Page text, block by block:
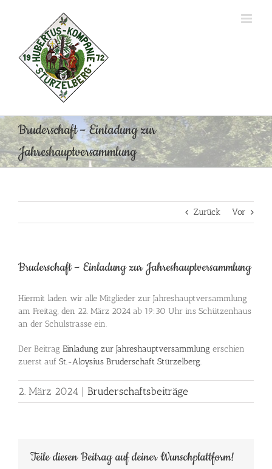
Bruderschaft – Einladung zur
Jahreshauptversammlung
Zurück Vor
Bruderschaft – Einladung zur Jahreshauptversammlung
Hiermit laden wir alle Mitglieder zur Jahreshauptversammlung
am Freitag, den 22. März 2024 ab 19:30 Uhr ins Schützenhaus
an der Schulstrasse ein.
Der Beitrag Einladung zur Jahreshauptversammlung erschien
zuerst auf St.-Aloysius Bruderschaft Stürzelberg.
2. März 2024 | Bruderschaftsbeiträge
Teile diesen Beitrag auf deiner Wunschplattform!